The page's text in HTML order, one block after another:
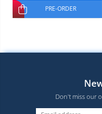
PRE-ORDER
Don't miss our